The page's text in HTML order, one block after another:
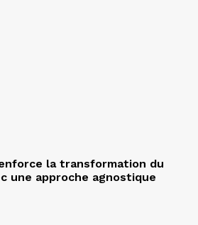
la transformation du
une approche agnostique